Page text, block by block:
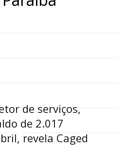
de serviços,
de 2.017
revela Caged